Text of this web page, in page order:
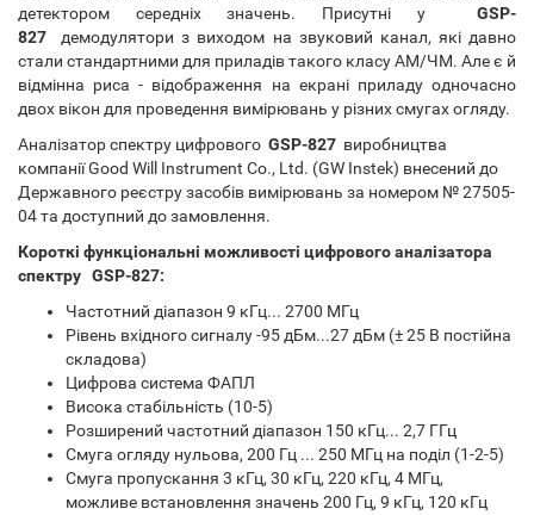
детектором середніх значень. Присутні у GSP-
827 демодулятори з виходом на звуковий канал, які давно
стали стандартними для приладів такого класу АМ/ЧМ. Але є й
відмінна риса - відображення на екрані приладу одночасно
двох вікон для проведення вимірювань у різних смугах огляду.
Аналізатор спектру цифрового GSP-827 виробництва
компанії Good Will Instrument Co., Ltd. (GW Instek) внесений до
Державного реєстру засобів вимірювань за номером № 27505-
04 та доступний до замовлення.
Короткі функціональні можливості цифрового аналізатора
спектру GSP-827:
Частотний діапазон 9 кГц... 2700 МГц
Рівень вхідного сигналу -95 дБм...27 дБм (± 25 В постійна
складова)
Цифрова система ФАПЛ
Висока стабільність (10-5)
Розширений частотний діапазон 150 кГц... 2,7 ГГц
Смуга огляду нульова, 200 Гц ... 250 МГц на поділ (1-2-5)
Смуга пропускання 3 кГц, 30 кГц, 220 кГц, 4 МГц,
можливе встановлення значень 200 Гц, 9 кГц, 120 кГц